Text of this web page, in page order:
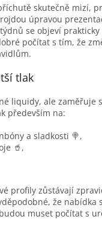
skutečně mizí,
úpravou
se objeví
počítat s tím, že
tlak
liquidy, ale
především na:
a sladkosti 🍭,
🥤,
profily zůstávají
že
muset počítat s